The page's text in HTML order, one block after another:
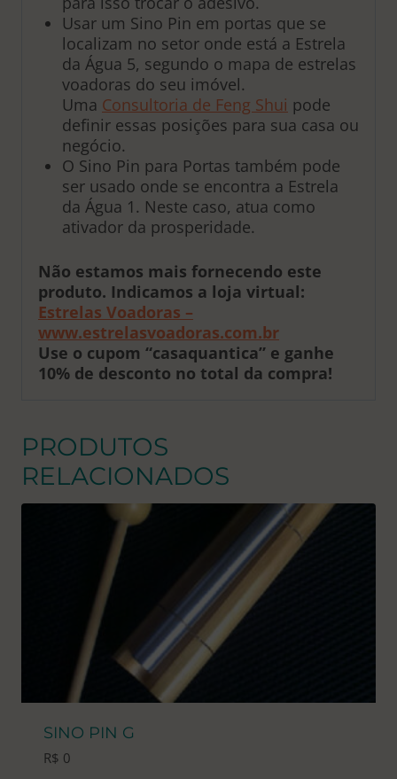
Usar um Sino Pin em portas que se
localizam no setor onde está a Estrela
da Água 5, segundo o mapa de estrelas
voadoras do seu imóvel.
Uma Consultoria de Feng Shui pode
definir essas posições para sua casa ou
negócio.
O Sino Pin para Portas também pode
ser usado onde se encontra a Estrela
da Água 1. Neste caso, atua como
ativador da prosperidade.
Não estamos mais fornecendo este
produto. Indicamos a loja virtual:
Estrelas Voadoras –
www.estrelasvoadoras.com.br
Use o cupom “casaquantica” e ganhe
10% de desconto no total da compra!
PRODUTOS
RELACIONADOS
SINO PIN G
R$ 0